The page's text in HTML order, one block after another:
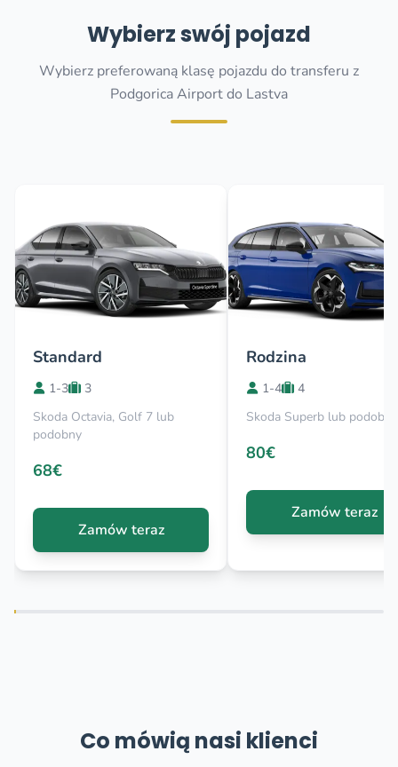
Wybierz swój pojazd
Wybierz preferowaną klasę pojazdu do transferu z
Podgorica Airport do Lastva
Standard
1-3
3
Skoda Octavia, Golf 7 lub
podobny
68€
Zamów teraz
Rodzina
1-4
4
Skoda Superb lub podobny
80€
Zamów teraz
Co mówią nasi klienci